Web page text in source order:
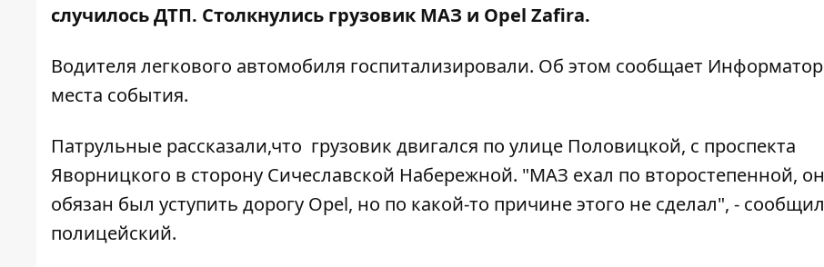
случилось ДТП. Столкнулись грузовик МАЗ и Opel Zafira.
Водителя легкового автомобиля госпитализировали. Об этом сообщает Информатор
места события.
Патрульные рассказали,что грузовик двигался по улице Половицкой, с проспекта
Яворницкого в сторону Сичеславской Набережной. "МАЗ ехал по второстепенной, он
обязан был уступить дорогу Opel, но по какой-то причине этого не сделал", - сообщил
полицейский.